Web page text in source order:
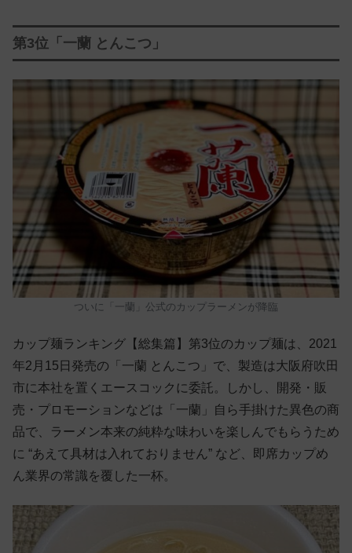
第3位「一蘭 とんこつ」
ついに「一蘭」公式のカップラーメンが降臨
カップ麺ランキング【総集篇】第3位のカップ麺は、2021
年2月15日発売の「一蘭 とんこつ」で、製造は大阪府吹田
市に本社を置くエースコックに委託。しかし、開発・販
売・プロモーションなどは「一蘭」自ら手掛けた異色の商
品で、ラーメン本来の純粋な味わいを楽しんでもらうため
に “あえて具材は入れておりません” など、即席カップめ
ん業界の常識を覆した一杯。